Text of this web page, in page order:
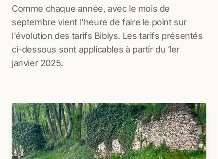
Comme chaque année, avec le mois de
septembre vient l'heure de faire le point sur
l'évolution des tarifs Biblys. Les tarifs présentés
ci-dessous sont applicables à partir du 1er
janvier 2025.